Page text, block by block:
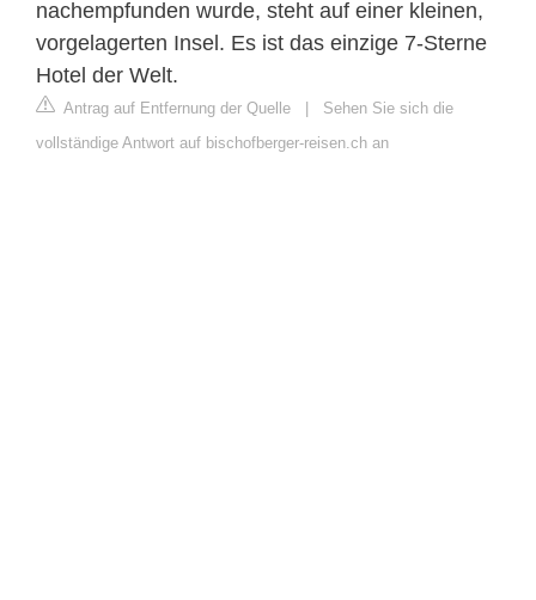
nachempfunden wurde, steht auf einer kleinen,
vorgelagerten Insel. Es ist das einzige 7-Sterne
Hotel der Welt.
Antrag auf Entfernung der Quelle | Sehen Sie sich die
vollständige Antwort auf bischofberger-reisen.ch an